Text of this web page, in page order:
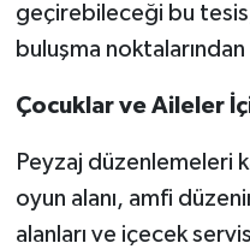
geçirebileceği bu
buluşma
Çocuklar ve Aileler
Peyzaj düzenlemeleri
oyun alanı, amfi
alanları ve içecek